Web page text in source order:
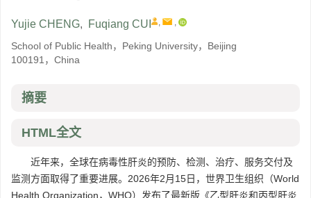
Yujie CHENG, Fuqiang CUI , ,
School of Public Health，Peking University，Beijing
100191，China
摘要
HTML全文
近年来，全球在病毒性肝炎的预防、检测、治疗、服务交付及
监测方面取得了重要进展。2026年2月15日，世界卫生组织（World
Health Organization，WHO）发布了最新版《乙型肝炎和丙型肝炎